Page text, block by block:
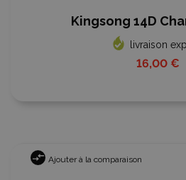
Kingsong 14D
livraison
16,00 €
Ajouter à la comparaison